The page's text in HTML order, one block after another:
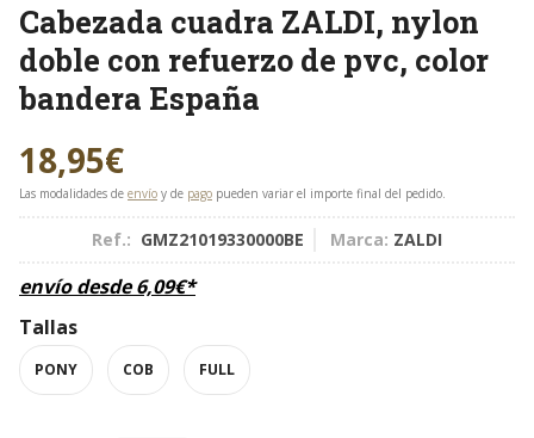
Cabezada cuadra ZALDI, nylon
doble con refuerzo de pvc, color
bandera España
18,95€
Las modalidades de envío y de pago pueden variar el importe final del pedido.
Ref.: GMZ21019330000BE Marca: ZALDI
envío desde6,09€*
Tallas
PONY COB FULL